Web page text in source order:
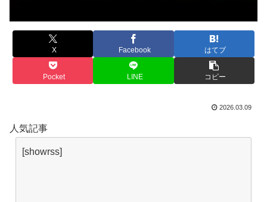
X Facebook はてブ
Pocket LINE コピー
2026.03.09
人気記事
[showrss]